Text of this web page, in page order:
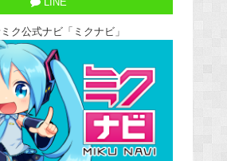
LINE
ク公式ナビ「ミクナビ」